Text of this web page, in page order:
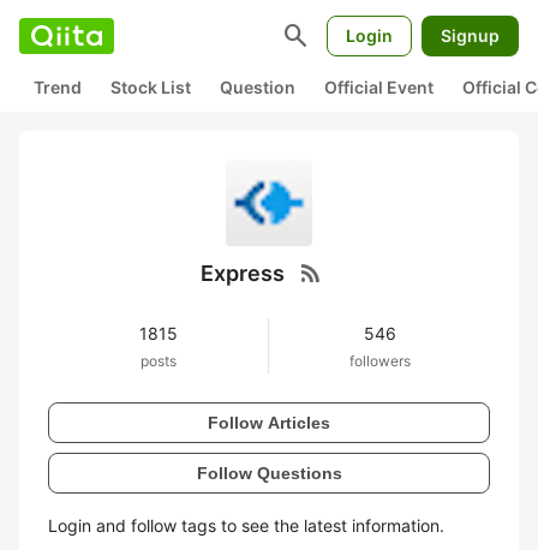
search Login Signup
Trend Stock List Question Official Event Official
Express rss_feed
1815
posts
546
followers
Follow Articles
Follow Questions
Login and follow tags to see the latest information.